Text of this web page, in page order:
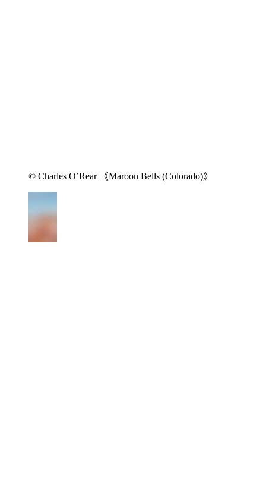
© Charles O’Rear 《Maroon Bells (Colorado)》